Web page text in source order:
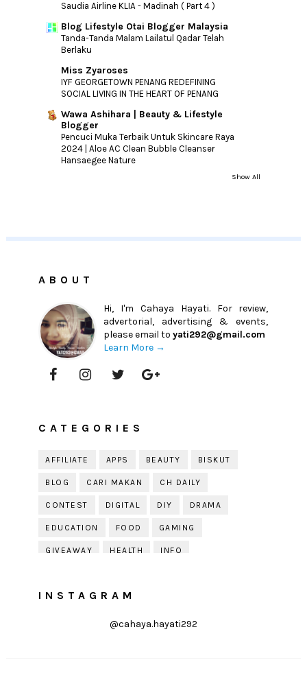
Saudia Airline KLIA - Madinah ( Part 4 )
Blog Lifestyle Otai Blogger Malaysia
Tanda-Tanda Malam Lailatul Qadar Telah
Berlaku
Miss Zyaroses
IYF GEORGETOWN PENANG REDEFINING
SOCIAL LIVING IN THE HEART OF PENANG
Wawa Ashihara | Beauty & Lifestyle
Blogger
Pencuci Muka Terbaik Untuk Skincare Raya
2024 | Aloe AC Clean Bubble Cleanser
Hansaegee Nature
Show All
ABOUT
Hi, I'm Cahaya Hayati. For review,
advertorial, advertising & events,
please email toyati292@gmail.com
Learn More →
CATEGORIES
AFFILIATE APPS BEAUTY BISKUT
BLOG CARI MAKAN CH DAILY
CONTEST DIGITAL DIY DRAMA
EDUCATION FOOD GAMING
GIVEAWAY HEALTH INFO
KISAH KEHIDUPAN
INSTAGRAM
@cahaya.hayati292